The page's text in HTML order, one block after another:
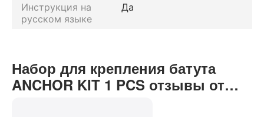
Инструкция на
русском языке
Да
Набор для крепления батута
ANCHOR KIT 1 PCS отзывы от